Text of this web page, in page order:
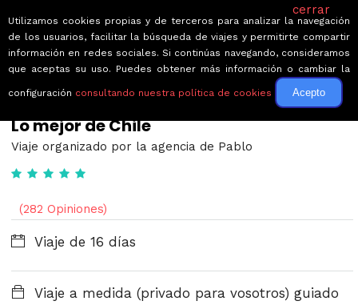
← Volver a Circuitos por Chile
Lo mejor de Chile
Viaje organizado por la agencia de Pablo
(282 Opiniones)
Viaje de 16 días
Viaje a medida (privado para vosotros) guiado
cerrar
Utilizamos cookies propias y de terceros para analizar la navegación
de los usuarios, facilitar la búsqueda de viajes y permitirte compartir
información en redes sociales. Si continúas navegando, consideramos
que aceptas su uso. Puedes obtener más información o cambiar la
configuración consultando nuestra política de cookies Acepto